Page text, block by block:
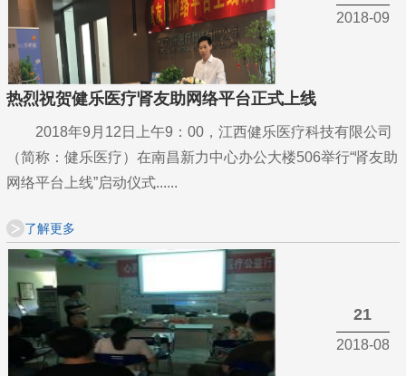
热烈祝贺健乐医疗肾友助网络平台正式上线
2018年9月12日上午9：00，江西健乐医疗科技有限公司
（简称：健乐医疗）在南昌新力中心办公大楼506举行“肾友助
网络平台上线”启动仪式......
了解更多
2018-09
21
2018-08